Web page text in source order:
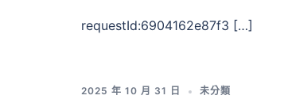
requestId:6904162e87f3 […]
2025 年 10 月 31 日 未分類